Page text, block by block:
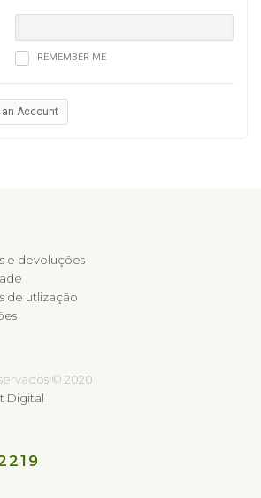
REMEMBER ME
an Account
e devoluções
de utlização
© 2020
Digital